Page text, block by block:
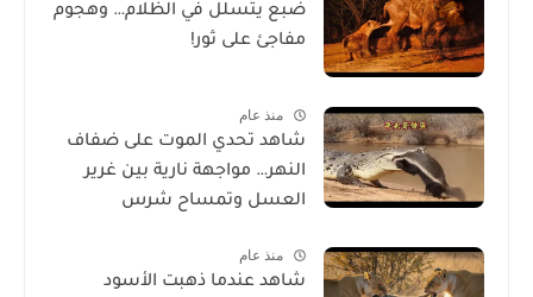
ضبع يتسلل في الظلام… وهجوم
مفاجئ على ثور!
منذ عام
شاهد تحدي الموت على ضفاف
النهر… مواجهة نارية بين غرير
العسل وتمساح شرس
منذ عام
شاهد عندما ذهبت الأسود